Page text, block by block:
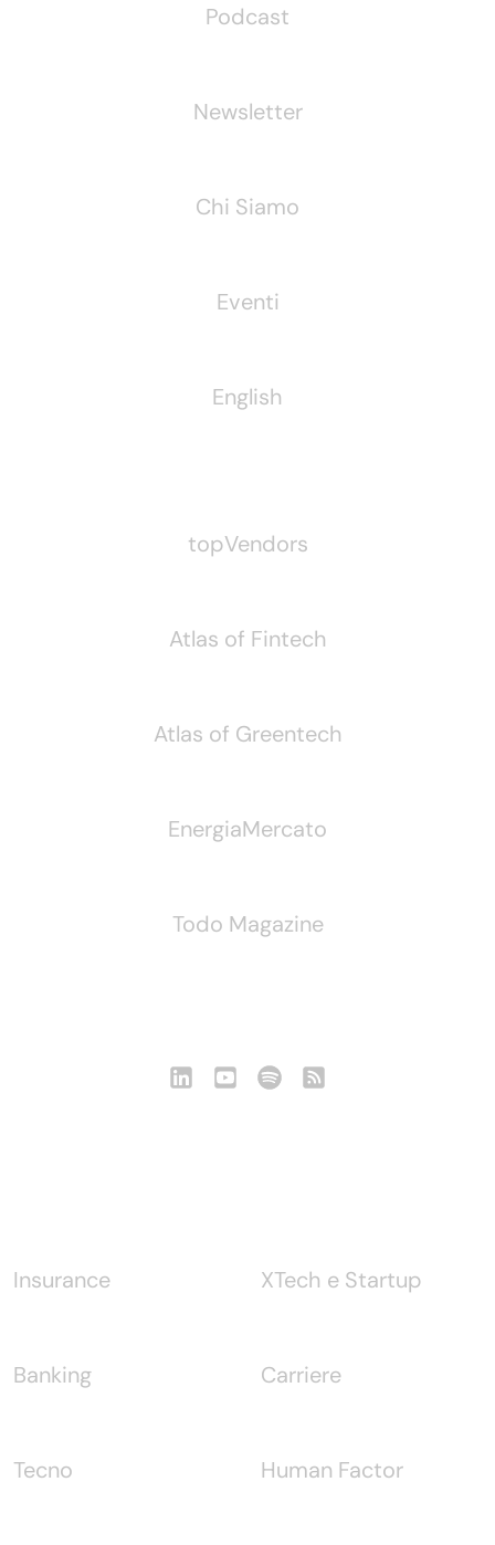
Podcast
Newsletter
Chi Siamo
Eventi
English
topVendors
Atlas of Fintech
Atlas of Greentech
EnergiaMercato
Todo Magazine
Insurance
Banking
Tecno
XTech e Startup
Carriere
Human Factor